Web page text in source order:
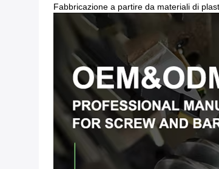
Fabbricazione a partire da materiali di